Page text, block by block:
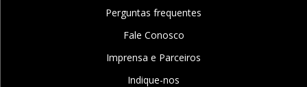
Perguntas frequentes
Fale Conosco
Imprensa e Parceiros
Indique-nos